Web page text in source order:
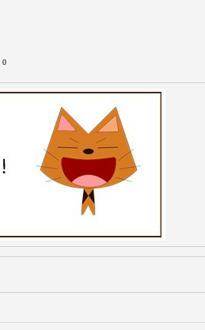
0